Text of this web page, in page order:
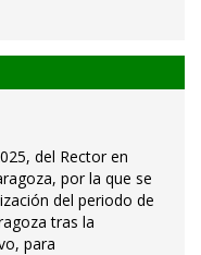
del Rector en
por la que se
del periodo de
tras la
para